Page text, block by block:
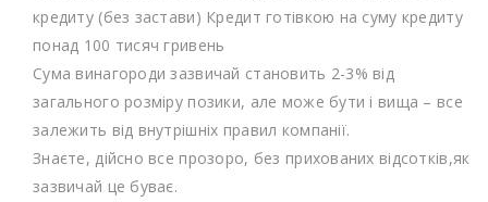
кредиту (без застави) Кредит готівкою на суму кредиту
понад 100 тисяч гривень
Сума винагороди зазвичай становить 2-3% від
загального розміру позики, але може бути і вища – все
залежить від внутрішніх правил компанії.
Знаєте, дійсно все прозоро, без прихованих відсотків,як
зазвичай це буває.